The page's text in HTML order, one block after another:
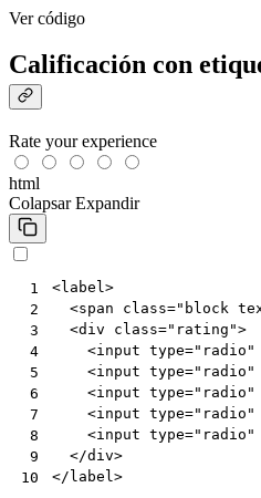
Ver código
Calificación con
Rate your experience
html
Colapsar Expandir
1
2
3
4
5
6
7
8
9
10
<label>
<span class="block
<div class="rating">
<input type="radio"
<input type="radio"
<input type="radio"
<input type="radio"
<input type="radio"
</div>
</ label>